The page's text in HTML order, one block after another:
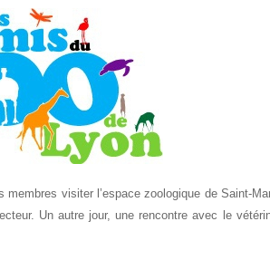
visiter l’espace zoologique de Saint-
Un autre jour, une rencontre avec le